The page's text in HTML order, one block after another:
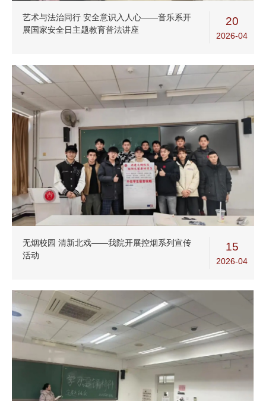
艺术与法治同行 安全意识入人心——音乐系开
展国家安全日主题教育普法讲座
20
2026-04
无烟校园 清新北戏——我院开展控烟系列宣传
活动
15
2026-04